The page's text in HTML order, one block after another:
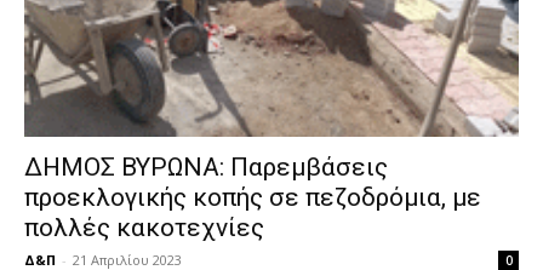
ΔΗΜΟΣ ΒΥΡΩΝΑ: Παρεμβάσεις
προεκλογικής κοπής σε πεζοδρόμια, με
πολλές κακοτεχνίες
Δ&Π - 21 Απριλίου 2023 0